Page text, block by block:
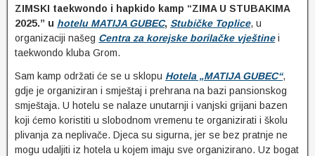
ZIMSKI taekwondo i hapkido kamp “ZIMA U STUBAKIMA
2025.” u hotelu MATIJA GUBEC, Stubičke Toplice, u
organizaciji našeg Centra za korejske borilačke vještinei
taekwondo kluba Grom.
Sam kamp održati će se u sklopu Hotela „MATIJA GUBEC“,
gdje je organiziran i smještaj i prehrana na bazi pansionskog
smještaja. U hotelu se nalaze unutarnji i vanjski grijani bazen
koji ćemo koristiti u slobodnom vremenu te organizirati i školu
plivanja za neplivače. Djeca su sigurna, jer se bez pratnje ne
mogu udaljiti iz hotela u kojem imaju sve organizirano. Uz bogat